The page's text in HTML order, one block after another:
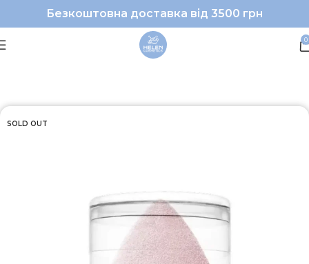
Безкоштовна доставка від 3500 грн
0
Аксесуари
SOLD OUT